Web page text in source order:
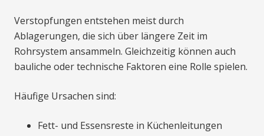
Verstopfungen entstehen meist durch
Ablagerungen, die sich über längere Zeit im
Rohrsystem ansammeln. Gleichzeitig können auch
bauliche oder technische Faktoren eine Rolle spielen.
Häufige Ursachen sind:
Fett- und Essensreste in Küchenleitungen